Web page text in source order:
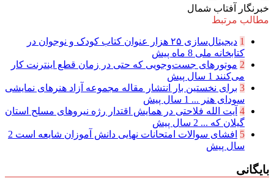
خبرنگار آفتاب شمال
مطالب مرتبط
1
دیجیتال‌سازی ۲۵ هزار عنوان کتاب کودک و نوجوان در
کتابخانه ملی 8 ماه پیش
2 موتور‌های جست‌وجویی که حتی در زمان قطع اینترنت کار
می‌کنند 1 سال پیش
3 برای نخستین بار انتشار مقاله مجموعه آزاد هنرهای نمایشی
سودای هنر ... 1 سال پیش
4 آیت الله فلاحتی در همایش اقتدار رژه نیرو‌های مسلح استان
گیلان که ... 2 سال پیش
5 افشای سوالات امتحانات نهایی دانش آموزان شایعه است 2
سال پیش
بایگانی